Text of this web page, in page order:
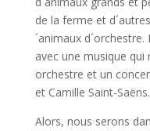
de la ferme et
´animaux
avec une musique
orchestre et un
et Camille Saint-Saëns.
Alors, nous serons